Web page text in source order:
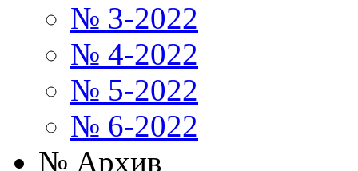
№ 3-2022
№ 4-2022
№ 5-2022
№ 6-2022
№ Архив